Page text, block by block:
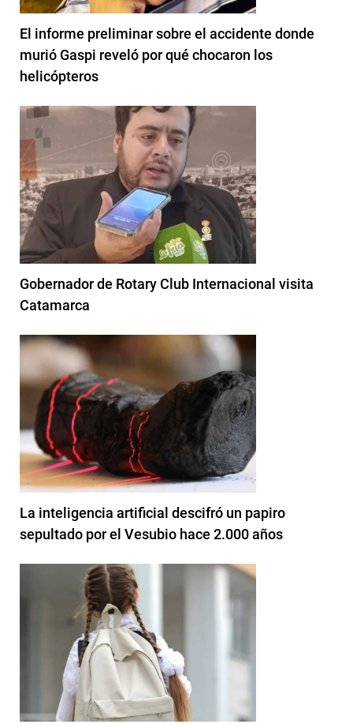
El informe preliminar sobre el accidente donde
murió Gaspi reveló por qué chocaron los
helicópteros
Gobernador de Rotary Club Internacional visita
Catamarca
La inteligencia artificial descifró un papiro
sepultado por el Vesubio hace 2.000 años